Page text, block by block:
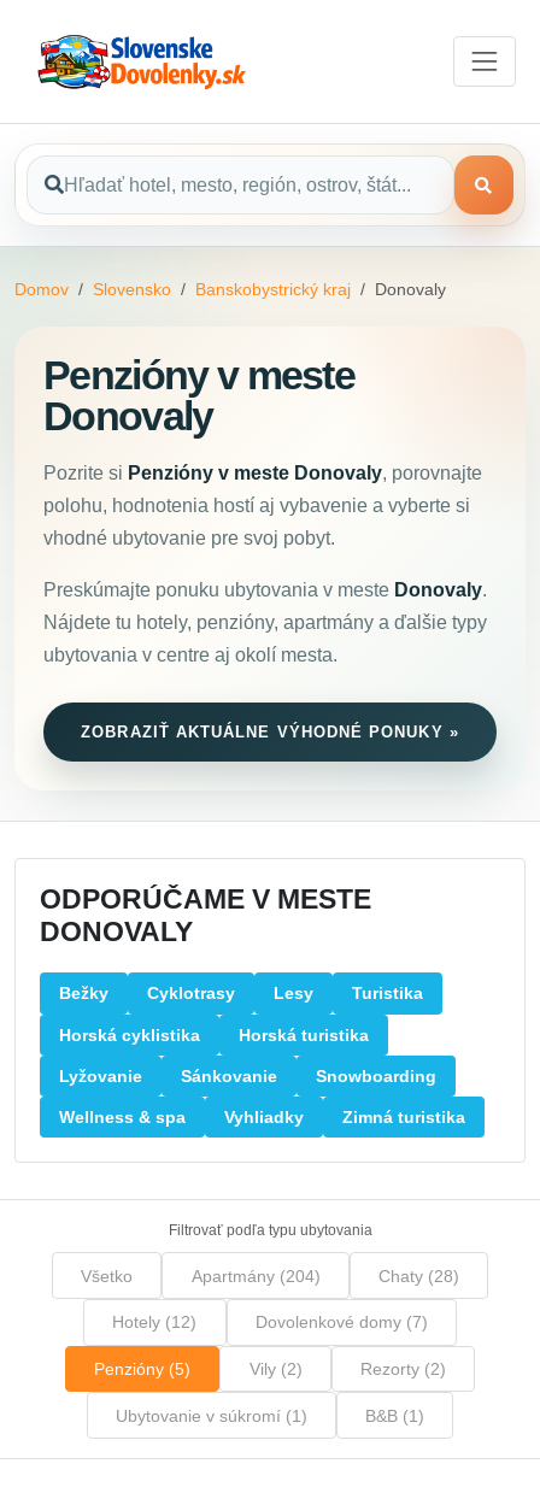
Domov Slovensko Banskobystrický kraj Donovaly
Penzióny v meste
Donovaly
Pozrite si Penzióny v meste Donovaly, porovnajte
polohu, hodnotenia hostí aj vybavenie a vyberte si
vhodné ubytovanie pre svoj pobyt.
Preskúmajte ponuku ubytovania v meste Donovaly.
Nájdete tu hotely, penzióny, apartmány a ďalšie typy
ubytovania v centre aj okolí mesta.
ZOBRAZIŤ AKTUÁLNE VÝHODNÉ PONUKY »
ODPORÚČAME V MESTE
DONOVALY
Bežky Cyklotrasy Lesy Turistika
Horská cyklistika Horská turistika
Lyžovanie Sánkovanie Snowboarding
Wellness & spa Vyhliadky Zimná turistika
Filtrovať podľa typu ubytovania
Všetko Apartmány (204) Chaty (28)
Hotely (12) Dovolenkové domy (7)
Penzióny (5) Vily (2) Rezorty (2)
Ubytovanie v súkromí (1) B&B (1)